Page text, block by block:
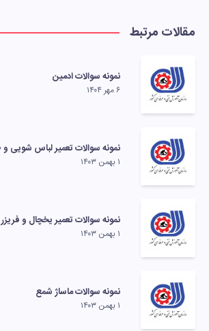
مقالات مرتبط
نمونه سوالات ادمین
۶ مهر ۱۴۰۴
نمونه سوالات تعمیر لباس
۱ بهمن ۱۴۰۳
نمونه سوالات تعمیر یخچال و فریزر
۱ بهمن ۱۴۰۳
نمونه سوالات ماساژ شمع
۱ بهمن ۱۴۰۳